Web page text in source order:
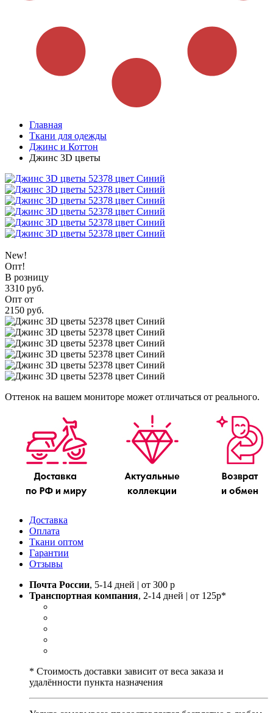
Главная
Ткани для одежды
Джинс и Коттон
Джинс 3D цветы
New!
Опт!
В розницу
3310 руб.
Опт от
2150 руб.
Оттенок на вашем мониторе может отличаться от реального.
Доставка
Оплата
Ткани оптом
Гарантии
Отзывы
Почта России, 5-14 дней | от 300 р
Транспортная компания, 2-14 дней | от 125р*
* Стоимость доставки зависит от веса заказа и
удалённости пункта назначения